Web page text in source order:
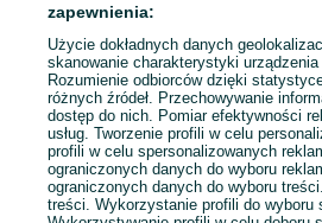
Mapa ministron
Popularne wyszukiwania
zapewnienia:
Użycie dokładnych danych
skanowanie charakterystyki
Rozumienie odbiorców dzięki
różnych źródeł. Przechowywanie
dostęp do nich. Pomiar efektywności
usług. Tworzenie profili w celu
profili w celu spersonalizowanych
ograniczonych danych do wyboru
ograniczonych danych do wyboru
treści. Wykorzystanie profili do wyboru